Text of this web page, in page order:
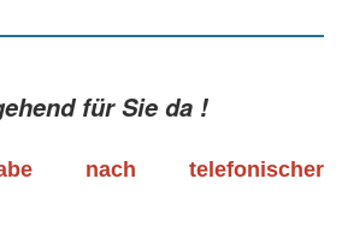
für Sie da !
nach telefonischer